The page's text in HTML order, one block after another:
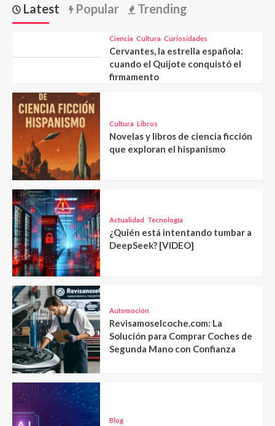
Latest Popular Trending
Ciencia Cultura Curiosidades
Cervantes, la estrella española:
cuando el Quijote conquistó el
firmamento
Cultura Libros
Novelas y libros de ciencia ficción
que exploran el hispanismo
Actualidad Tecnología
¿Quién está intentando tumbar a
DeepSeek? [VIDEO]
Automoción
Revisamoselcoche.com: La
Solución para Comprar Coches de
Segunda Mano con Confianza
Blog